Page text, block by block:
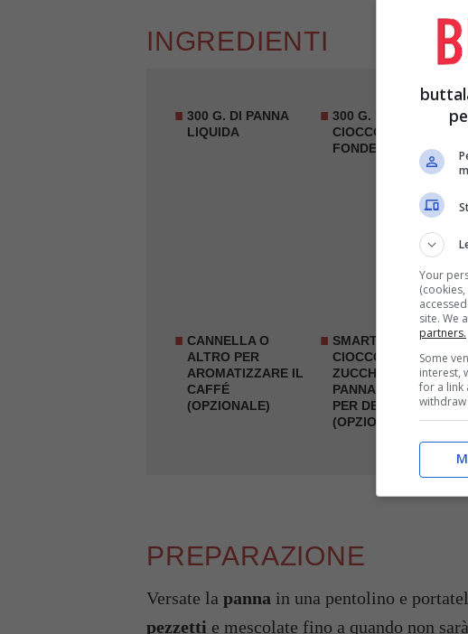
INGREDIENTI
300 G. DI PANNA
LIQUIDA
300 G. DI
CIOCCOLATO
FONDENTE
CANNELLA O
ALTRO PER
AROMATIZZARE IL
CAFFÉ
(OPZIONALE)
SMARTIES E/O
CIOCCOLATINI E/O
ZUCCHERINI E/O
PANNA MONTATA
PER DECORARE
(OPZIONALE)
PREPARAZIONE
Versate la panna in una pentolino e
pezzetti e mescolate fino a quando non
Your
site. We
partners.
Some
interest,
for a link
withdraw